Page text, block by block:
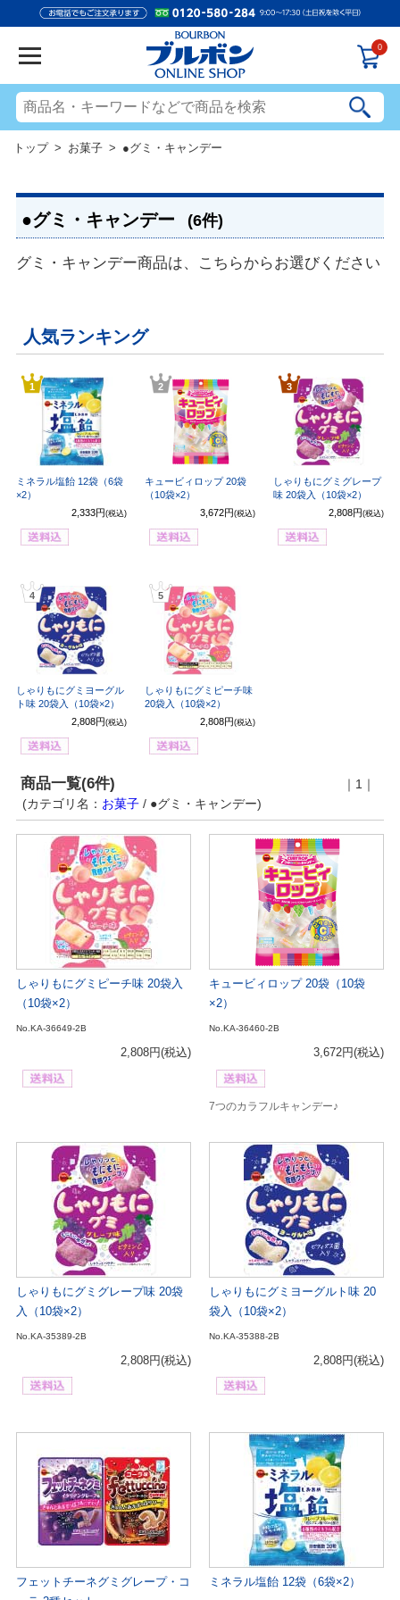
0
トップ> お菓子 > ●グミ・キャンデー
●グミ・キャンデー (6件)
グミ・キャンデー商品は、こちらからお選びください
人気ランキング
1
ミネラル塩飴 12袋（6袋
×2）
2,333円 (税込)
2
キュービィロップ 20袋
（10袋×2）
3,672円 (税込)
3
しゃりもにグミグレープ
味 20袋入（10袋×2）
2,808円(税込)
4
しゃりもにグミヨーグル
ト味 20袋入（10袋×2）
2,808円 (税込)
5
しゃりもにグミピーチ味
20袋入（10袋×2）
2,808円 (税込)
商品一覧(6件)
｜1｜
(カテゴリ名： お菓子/ ●グミ・キャンデー)
しゃりもにグミピーチ味 20袋入
（10袋×2）
No.KA-36649-2B
2,808円(税込)
キュービィロップ 20袋（10袋
×2）
No.KA-36460-2B
3,672円(税込)
7つのカラフルキャンデー♪
しゃりもにグミグレープ味 20袋
入（10袋×2）
No.KA-35389-2B
2,808円(税込)
しゃりもにグミヨーグルト味 20
袋入（10袋×2）
No.KA-35388-2B
2,808円(税込)
フェットチーネグミグレープ・コ
ミネラル塩飴 12袋（6袋×2）